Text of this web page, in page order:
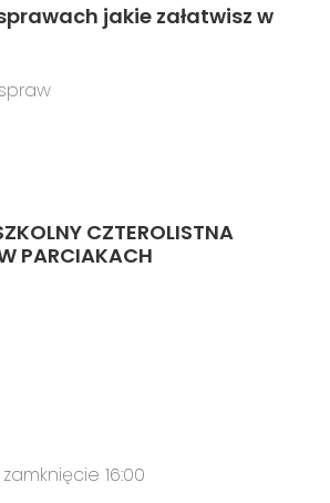
jakie załatwisz w
CZTEROLISTNA
PARCIAKACH
16:00